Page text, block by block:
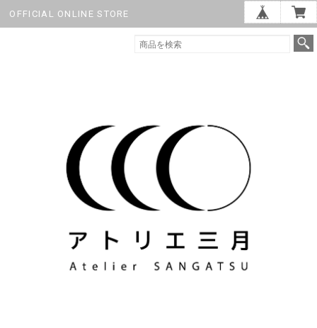
OFFICIAL ONLINE STORE